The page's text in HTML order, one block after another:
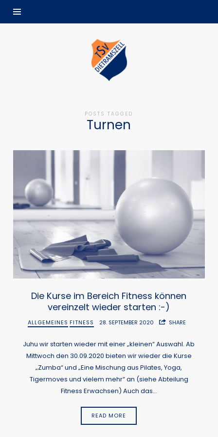
TSV
Dietramszell
POSTS TAGGED
Turnen
Die Kurse im Bereich Fitness können
vereinzelt wieder starten :-)
ALLGEMEINES FITNESS 28. SEPTEMBER 2020 SHARE
Juhu wir starten wieder mit einer „kleinen“ Auswahl. Ab
Mittwoch den 30.09.2020 bieten wir wieder die Kurse
„Zumba“ und „Eine Mischung aus Pilates, Yoga,
Tigermoves und vielem mehr“ an (siehe Abteilung
Fitness Erwachsen) Auch das…
READ MORE